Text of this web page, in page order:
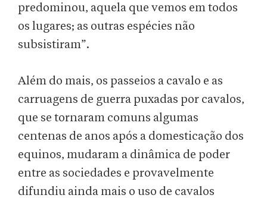
predominou, aquela que vemos em todos
os lugares; as outras espécies não
subsistiram”.
Além do mais, os passeios a cavalo e as
carruagens de guerra puxadas por cavalos,
que se tornaram comuns algumas
centenas de anos após a domesticação dos
equinos, mudaram a dinâmica de poder
entre as sociedades e provavelmente
difundiu ainda mais o uso de cavalos